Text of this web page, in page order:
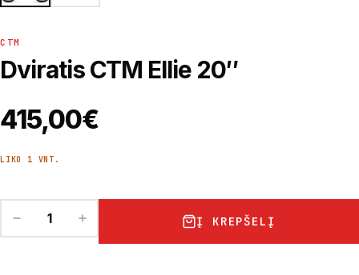
CTM
Dviratis CTM Ellie 20″
415,00€
LIKO 1 VNT.
Į KREPŠELĮ